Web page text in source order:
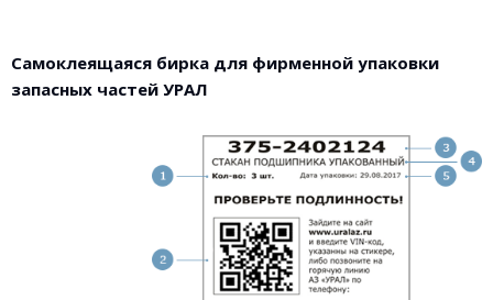
Самоклеящаяся бирка для фирменной упаковки
запасных частей УРАЛ